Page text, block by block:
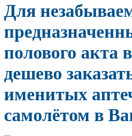
Для
полового акта
дешево
именитых
самолётом в